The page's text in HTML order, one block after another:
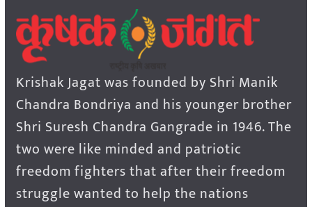
Krishak Jagat was founded by Shri Manik
Chandra Bondriya and his younger brother
Shri Suresh Chandra Gangrade in 1946. The
two were like minded and patriotic
freedom fighters that after their freedom
struggle wanted to help the nations